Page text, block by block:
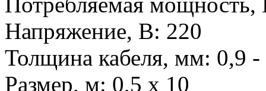
Напряжение, В: 220
Толщина кабеля, мм: 0,9 -
Размер, м: 0,5 х 10